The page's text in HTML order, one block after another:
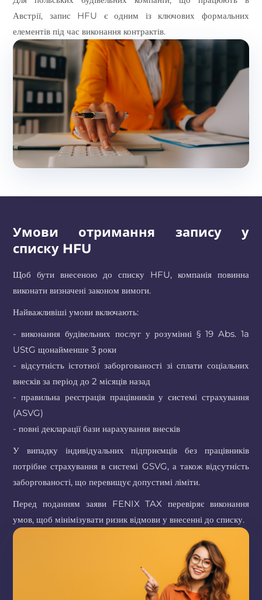
Австрії, запис HFU є одним із ключових формальних
елементів під час виконання контрактів.
Умови отримання запису у
списку HFU
Щоб бути внесеною до списку HFU, компанія повинна
виконати визначені законом вимоги.
Найважливіші умови включають:
- виконання будівельних послуг у розумінні § 19 Abs. 1a
UStG щонайменше 3 роки
- відсутність істотної заборгованості зі сплати соціальних
внесків за період до 2 місяців назад
- правильна реєстрація працівників у системі страхування
(ASVG)
- повні декларації бази нарахування внесків
У випадку індивідуальних підприємців без працівників
потрібне страхування в системі GSVG, а також відсутність
заборгованості, що перевищує допустимі ліміти.
Перед поданням заяви FENIX TAX перевіряє виконання
умов, щоб мінімізувати ризик відмови у внесенні до списку.